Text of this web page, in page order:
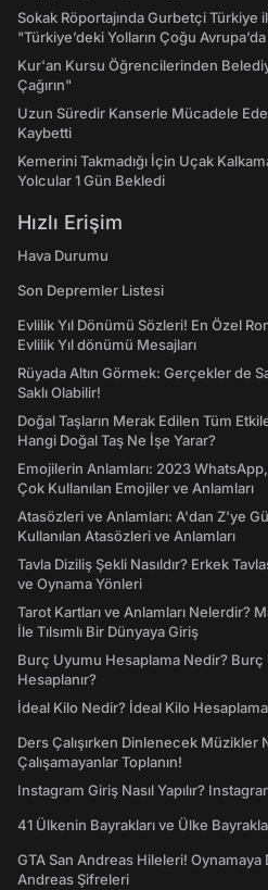
Sokak Röportajında Gurbetçi Türkiye
"Türkiye’deki Yolların Çoğu
Kur'an Kursu Öğrencilerinden
Çağırın"
Uzun Süredir Kanserle Mücadele
Kaybetti
Kemerini Takmadığı İçin Uçak
Yolcular 1 Gün Bekledi
Hızlı Erişim
Hava Durumu
Son Depremler Listesi
Evlilik Yıl Dönümü Sözleri! En Özel
Evlilik Yıl dönümü Mesajları
Rüyada Altın Görmek: Gerçekler de
Saklı Olabilir!
Doğal Taşların Merak Edilen Tüm
Hangi Doğal Taş Ne İşe Yarar?
Emojilerin Anlamları: 2023
Çok Kullanılan Emojiler ve Anlamları
Atasözleri ve Anlamları: A'dan Z'ye
Kullanılan Atasözleri ve Anlamları
Tavla Diziliş Şekli Nasıldır? Erkek
ve Oynama Yönleri
Tarot Kartları ve Anlamları Nelerdir?
İle Tılsımlı Bir Dünyaya Giriş
Burç Uyumu Hesaplama Nedir? Burç
Hesaplanır?
İdeal Kilo Nedir? İdeal Kilo Hesaplama
Ders Çalışırken Dinlenecek Müzikler
Çalışamayanlar Toplanın!
Instagram Giriş Nasıl Yapılır?
41 Ülkenin Bayrakları ve Ülke
GTA San Andreas Hileleri!
Andreas Şifreleri